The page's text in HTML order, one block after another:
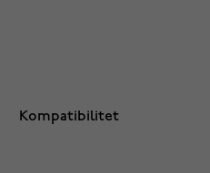
Kompatibilitet